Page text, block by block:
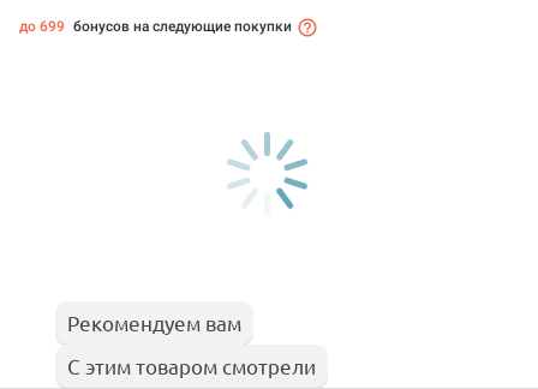
до 699 бонусов на следующие покупки
Рекомендуем вам
С этим товаром смотрели